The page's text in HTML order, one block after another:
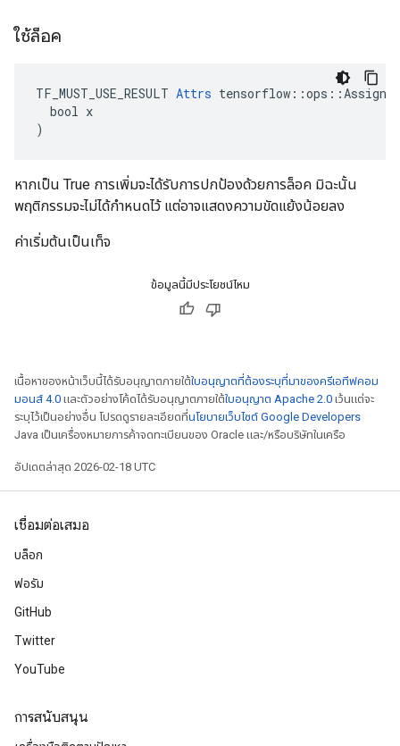
ใช้ล็อค
TF_MUST_USE_RESULT Attrs
  bool x
)
หากเป็น True การเพิ่มจะได้รับการปกป้องด้วยการล็อค มิฉะนั้น
พฤติกรรมจะไม่ได้กำหนดไว้ แต่อาจแสดงความขัดแย้งน้อยลง
ค่าเริ่มต้นเป็นเท็จ
ข้อมูลนี้มีประโยชน์ไหม
เนื้อหาของหน้าเว็บนี้ได้รับอนุญาตภายใต้ใบอนุญาตที่ต้องระบุที่มาของครีเอทีฟคอม
มอนส์ 4.0 และตัวอย่างโค้ดได้รับอนุญาตภายใต้ใบอนุญาต Apache 2.0 เว้นแต่จะ
ระบุไว้เป็นอย่างอื่น โปรดดูรายละเอียดที่นโยบายเว็บไซต์ Google Developers
Java เป็นเครื่องหมายการค้าจดทะเบียนของ Oracle และ/หรือบริษัทในเครือ
อัปเดตล่าสุด 2026-02-18 UTC
เชื่อมต่อเสมอ
บล็อก
ฟอรัม
GitHub
Twitter
YouTube
การสนับสนุน